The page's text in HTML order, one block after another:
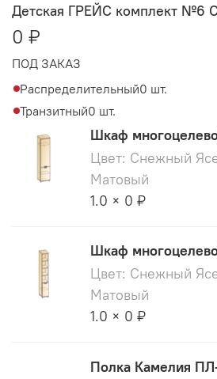
Детская ГРЕЙС комплект №6
0 ₽
ПОД ЗАКАЗ
Распределительный0 шт.
Транзитный0 шт.
Шкаф
Цвет: Снежный
Матовый
1.0 × 0 ₽
Шкаф
Цвет: Снежный
Матовый
1.0 × 0 ₽
Полка Камелия